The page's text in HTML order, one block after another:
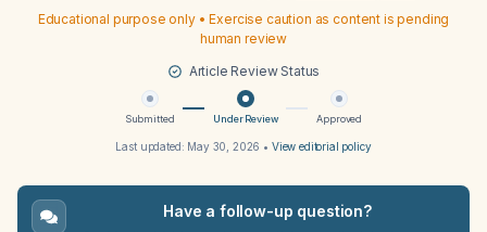
Educational purpose only • Exercise caution as content is pending
human review
Article Review Status
Submitted Under Review Approved
Last updated: May 30, 2026 • View editorial policy
Have a follow-up question?